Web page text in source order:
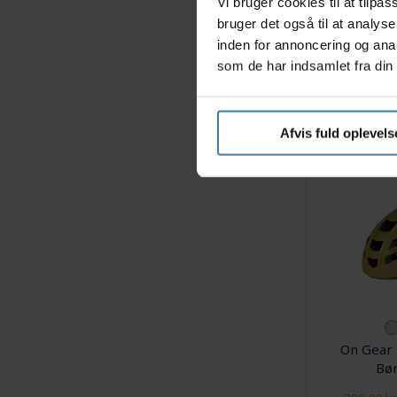
bruger det også til at
inden for annoncering og
som de har indsamlet fra
Afvis fuld
Abus
On